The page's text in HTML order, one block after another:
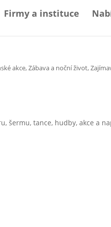
Firmy a instituce
akce,Zábava a noční život,
šermu, tance, hudby, akce a